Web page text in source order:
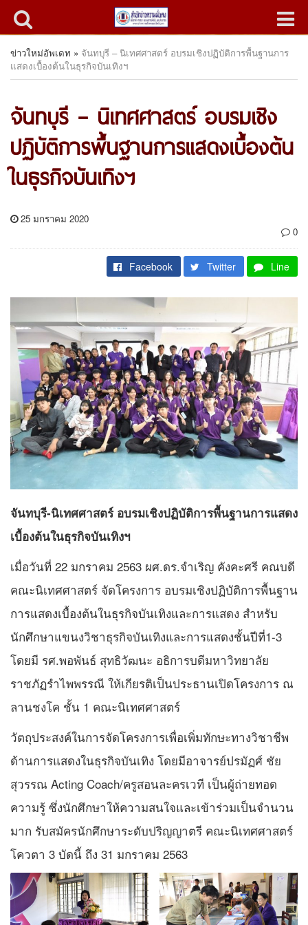
ข่าวใหม่อัพเดท » จันทบุรี – นิเทศศาสตร์ อบรมเชิงปฏิบัติการพื้นฐานการ
แสดงเบื้องต้นในธุรกิจบันเทิงฯ
จันทบุรี – นิเทศศาสตร์ อบรมเชิง
ปฏิบัติการพื้นฐานการแสดงเบื้องต้น
ในธุรกิจบันเทิงฯ
25 มกราคม 2020
0
Facebook Twitter Line
จันทบุรี-นิเทศศาสตร์ อบรมเชิงปฏิบัติการพื้นฐานการแสดง
เบื้องต้นในธุรกิจบันเทิงฯ
เมื่อวันที่ 22 มกราคม 2563 ผศ.ดร.จำเริญ คังคะศรี คณบดี
คณะนิเทศศาสตร์ จัดโครงการ อบรมเชิงปฏิบัติการพื้นฐาน
การแสดงเบื้องต้นในธุรกิจบันเทิงและการแสดง สำหรับ
นักศึกษาแขนงวิชาธุรกิจบันเทิงและการแสดงชั้นปีที่1-3
โดยมี รศ.พอพันธ์ สุทธิวัฒนะ อธิการบดีมหาวิทยาลัย
ราชภัฏรำไพพรรณี ให้เกียรติเป็นประธานเปิดโครงการ ณ
ลานชงโค ชั้น 1 คณะนิเทศศาสตร์
วัตถุประสงค์ในการจัดโครงการเพื่อเพิ่มทักษะทางวิชาชีพ
ด้านการแสดงในธุรกิจบันเทิง โดยมีอาจารย์ปรมัฏศ์ ชัย
สุวรรณ Acting Coach/ครูสอนละครเวที เป็นผู้ถ่ายทอด
ความรู้ ซึ่งนักศึกษาให้ความสนใจและเข้าร่วมเป็นจำนวน
มาก รับสมัครนักศึกษาระดับปริญญาตรี คณะนิเทศศาสตร์
โควตา 3 บัดนี้ ถึง 31 มกราคม 2563